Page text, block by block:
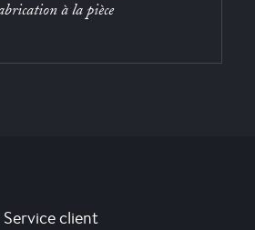
à la pièce
Service client